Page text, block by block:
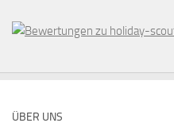
ÜBER UNS